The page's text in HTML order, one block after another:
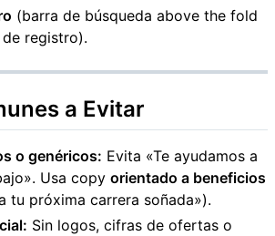
(barra de búsqueda above the fold
registro).
a Evitar
o genéricos: Evita «Te ayudamos a
Usa copy orientado a beneficios
tu próxima carrera soñada»).
Sin logos, cifras de ofertas o